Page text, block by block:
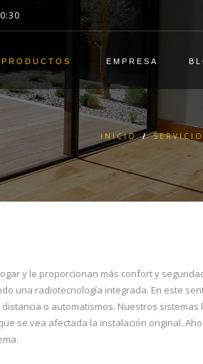
PRODUCTOS EMPRESA
INICIO /
y le proporcionan más confort y
una radiotecnología integrada. En este
o automatismos. Nuestros sistemas
se vea afectada la instalación original.